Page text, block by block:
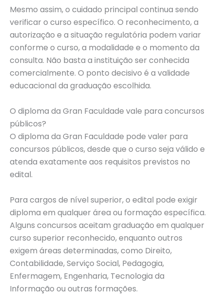
Mesmo assim, o cuidado principal continua sendo
verificar o curso específico. O reconhecimento, a
autorização e a situação regulatória podem variar
conforme o curso, a modalidade e o momento da
consulta. Não basta a instituição ser conhecida
comercialmente. O ponto decisivo é a validade
educacional da graduação escolhida.
O diploma da Gran Faculdade vale para concursos
públicos?
O diploma da Gran Faculdade pode valer para
concursos públicos, desde que o curso seja válido e
atenda exatamente aos requisitos previstos no
edital.
Para cargos de nível superior, o edital pode exigir
diploma em qualquer área ou formação específica.
Alguns concursos aceitam graduação em qualquer
curso superior reconhecido, enquanto outros
exigem áreas determinadas, como Direito,
Contabilidade, Serviço Social, Pedagogia,
Enfermagem, Engenharia, Tecnologia da
Informação ou outras formações.